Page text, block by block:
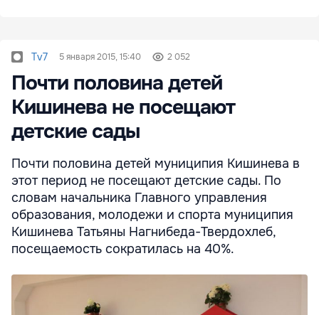
Tv7 5 января 2015, 15:40 2 052
Почти половина детей
Кишинева не посещают
детские сады
Почти половина детей муниципия Кишинева в
этот период не посещают детские сады. По
словам начальника Главного управления
образования, молодежи и спорта муниципия
Кишинева Татьяны Нагнибеда-Твердохлеб,
посещаемость сократилась на 40%.